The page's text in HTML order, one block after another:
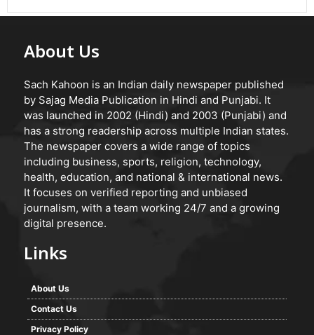
About Us
Sach Kahoon is an Indian daily newspaper published
by Sajag Media Publication in Hindi and Punjabi. It
was launched in 2002 (Hindi) and 2003 (Punjabi) and
has a strong readership across multiple Indian states.
The newspaper covers a wide range of topics
including business, sports, religion, technology,
health, education, and national & international news.
It focuses on verified reporting and unbiased
journalism, with a team working 24/7 and a growing
digital presence.
Links
About Us
Contact Us
Privacy Policy